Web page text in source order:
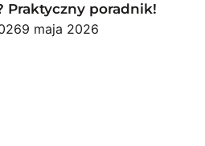
Praktyczny poradnik!
9 maja 2026